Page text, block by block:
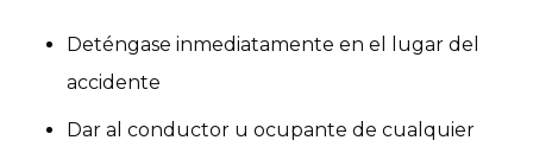
Deténgase inmediatamente en el lugar del
accidente
Dar al conductor u ocupante de cualquier